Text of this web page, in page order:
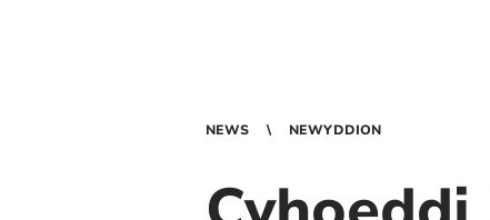
NEWS NEWYDDION